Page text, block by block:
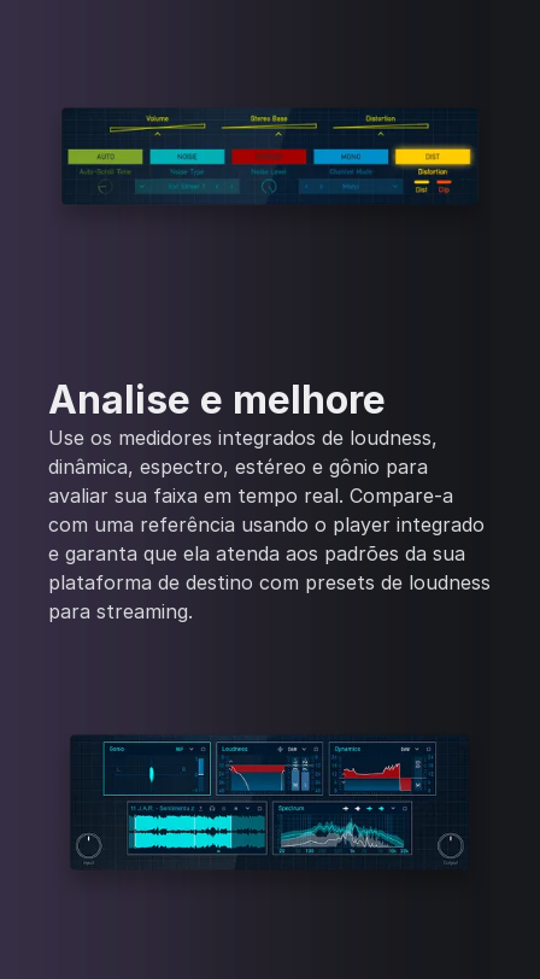
Analise e melhore
Use os medidores integrados de loudness,
dinâmica, espectro, estéreo e gônio para
avaliar sua faixa em tempo real. Compare-a
com uma referência usando o player integrado
e garanta que ela atenda aos padrões da sua
plataforma de destino com presets de loudness
para streaming.